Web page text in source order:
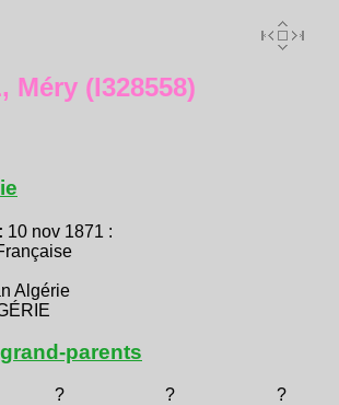
Méry (I328558)
10 nov 1871 :
Algérie
parents
? ?
?